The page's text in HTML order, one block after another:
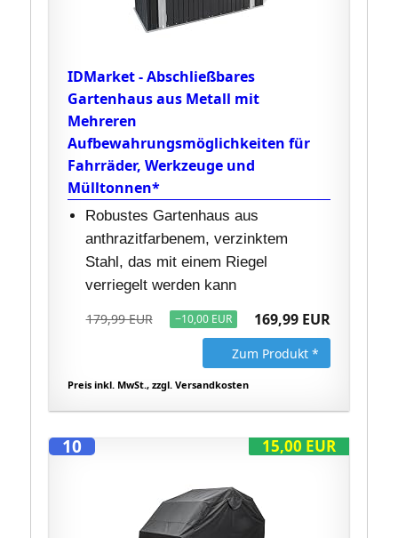
IDMarket - Abschließbares
Gartenhaus aus Metall mit
Mehreren
Aufbewahrungsmöglichkeiten für
Fahrräder, Werkzeuge und
Mülltonnen*
Robustes Gartenhaus aus
anthrazitfarbenem, verzinktem
Stahl, das mit einem Riegel
verriegelt werden kann
179,99 EUR −10,00 EUR 169,99 EUR
Zum Produkt *
Preis inkl. MwSt., zzgl. Versandkosten
15,00 EUR
10